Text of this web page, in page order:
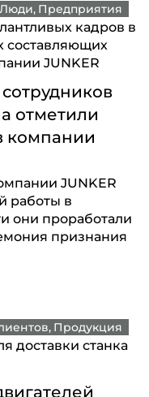
Люди Предприятия
кадров в
составляющих
JUNKER
отметили
компании
JUNKER
работы в
они проработали
признания
Продукция
доставки станка